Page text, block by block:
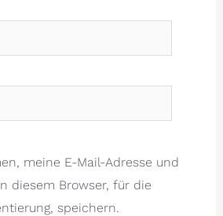
meine E-Mail-Adresse und
diesem Browser, für die
speichern.